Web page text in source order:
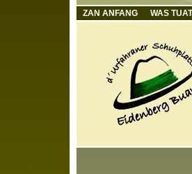
ZAN ANFANG WAS